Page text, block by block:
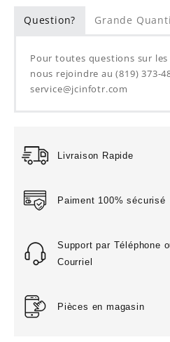
Question? Grande
Pour toutes questions sur
nous rejoindre au (819) 373-
service@jcinfotr.com
Livraison Rapide
Paiment 100% sécurisé
Support par Téléphone
Courriel
Pièces en magasin